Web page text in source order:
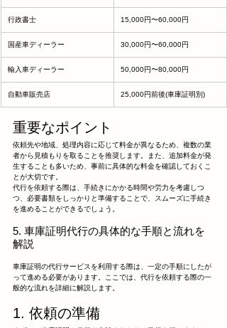
行政書士 15,000円〜60,000円
国産車ディーラー 30,000円〜60,000円
輸入車ディーラー 50,000円〜80,000円
自動車販売店 25,000円前後(車庫証明別)
重要なポイント
依頼先や地域、処理内容に応じて料金が異なるため、複数の業
者から見積もりを取ることを推奨します。また、追加料金が発
生することも多いため、事前に具体的な料金を確認しておくこ
とが大切です。
代行を依頼する際は、手続きにかかる時間や労力を考慮しつ
つ、必要書類をしっかりと準備することで、スムーズに手続き
を進めることができるでしょう。
5. 車庫証明代行の具体的な手順と流れを
解説
車庫証明の代行サービスを利用する際は、一定の手順にしたが
って進める必要があります。ここでは、代行を依頼する際の一
般的な流れを詳細に解説します。
1. 依頼の準備